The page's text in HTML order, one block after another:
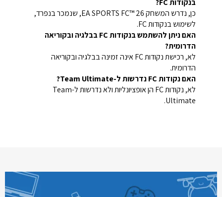
כן, נדרש המשחק EA SPORTS FC™ 26, שנמכר בנפרד,
לשימוש בנקודות FC.
האם ניתן להשתמש בנקודות FC בבלגיה ובקוריאה
הדרומית?
לא, רכישת נקודות FC אינה זמינה בבלגיה ובקוריאה
הדרומית.
האם נקודות FC נדרשות ל-Team Ultimate?
לא, נקודות FC הן אופציונליות ולא נדרשות ל-Team
Ultimate.